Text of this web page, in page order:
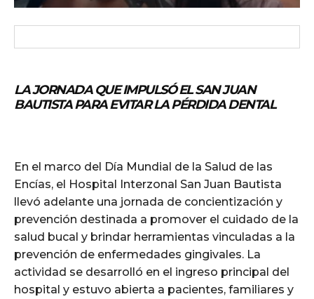
LA JORNADA QUE IMPULSÓ EL SAN JUAN
BAUTISTA PARA EVITAR LA PÉRDIDA DENTAL
En el marco del Día Mundial de la Salud de las
Encías, el Hospital Interzonal San Juan Bautista
llevó adelante una jornada de concientización y
prevención destinada a promover el cuidado de la
salud bucal y brindar herramientas vinculadas a la
prevención de enfermedades gingivales. La
actividad se desarrolló en el ingreso principal del
hospital y estuvo abierta a pacientes, familiares y